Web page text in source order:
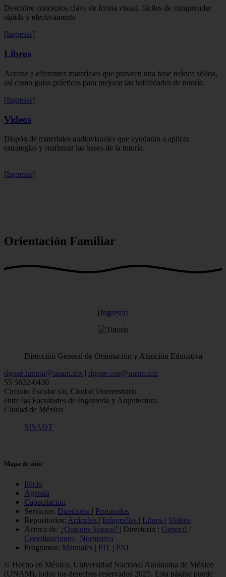
Descubre conceptos clave de forma visual, fáciles de comprender
rápida y efectivamente
[Ingresar]
Libros
Accede a diferentes materiales que proveen una base teórica sólida,
así como guías prácticas para mejorar las habilidades de tutoría.
[Ingresar]
Videos
Dispón de materiales audiovisuales que ayudarán a aplicar
estrategias y reafirmar las bases de la tutoría.
[Ingresar]
Orientación Familiar
[Ingresar]
Dirección General de Orientación y Atención Educativa
dgoae.tutoria@unam.mx | dgoae.coe@unam.mx
55 5622-0430
Circuito Escolar s/n, Ciudad Universitaria
entre las Facultades de Ingeniería y Arquitectura.
Ciudad de México
SISADT
Mapa de sitio
Inicio
Agenda
Capacitación
Servicios: Directorio | Protocolos
Repositorios: Artículos | Infografías | Libros | Videos
Acerca de: ¿Quienes Somos? | Directorio : General /
Coordinaciones | Normativa
Programas: Manuales | PIT | PAT
© Hecho en México, Universidad Nacional Autónoma de México
(UNAM), todos los derechos reservados 2025. Esta página puede